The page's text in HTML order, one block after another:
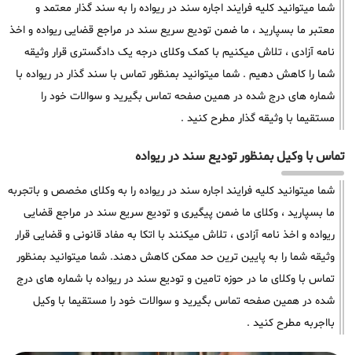
شما میتوانید کلیه فرایند اجاره سند در ریواده را به سند گذار معتمد و
معتبر ما بسپارید ، ما ضمن تودیع سریع سند در مراجع قضایی ریواده و اخذ
نامه آزادی ، تلاش میکنیم با کمک وکلای درجه یک دادگستری قرار وثیقه
شما را کاهش دهیم . شما میتوانید بمنظور تماس با سند گذار در ریواده با
شماره های درج شده در همین صفحه تماس بگیرید و سوالات خود را
مستقیما با وثیقه گذار مطرح کنید .
تماس با وکیل بمنظور تودیع سند در ریواده
شما میتوانید کلیه فرایند اجاره سند در ریواده را به وکلای مخصص و باتجربه
ما بسپارید ، وکلای ما ضمن پیگیری و تودیع سریع سند در مراجع قضایی
ریواده و اخذ نامه آزادی ، تلاش میکنند با اتکا به مفاد قانونی و قضایی قرار
وثیقه شما را به پایین ترین حد ممکن کاهش دهند. شما میتوانید بمنظور
تماس با وکلای ما در حوزه تامین و تودیع سند در ریواده با شماره های درج
شده در همین صفحه تماس بگیرید و سوالات خود را مستقیما با وکیل
بااجربه مطرح کنید .